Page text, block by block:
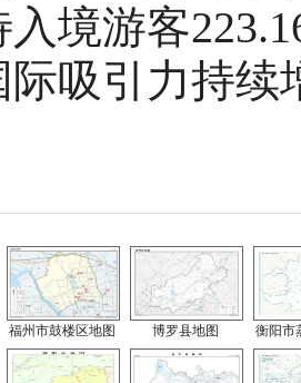
境游客
际吸引力持续
福州市鼓楼区地图 博罗县地图 衡阳市